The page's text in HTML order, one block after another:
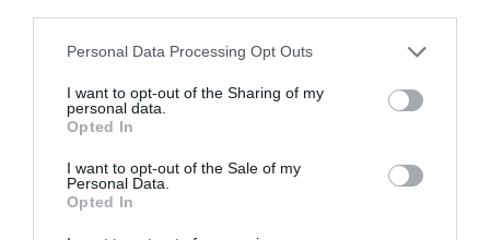
Please note that this website/app uses one or more Google
not limited to your visit or usage behaviour. You may click to
grant or deny consent to Google and its third-party tags to
use your data for below specified purposes in below Google
consent section.
Personal Data Processing Opt Outs
I want to opt-out of the Sharing of my
personal data.
Opted In
I want to opt-out of the Sale of my
Personal Data.
Opted In
afgán lakosság kilencven százalékának biztonságát szavatolja,
2013 közepére pedig a teljes afgán lakosság biztonságáért felel
majd, 2014 végére pedig teljes mértékben átveszi az egész ország
A főtitkár kijelentette: Magyarország koszovói szerepvállalása -